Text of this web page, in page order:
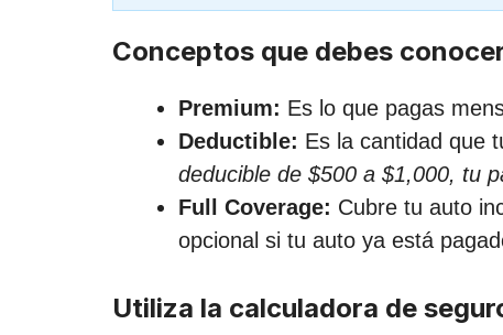
Conceptos que debes
Premium: Es lo que pagas
Deductible: Es la cantidad que
deducible de $500 a $1,000, tu
Full Coverage: Cubre tu auto
opcional si tu auto ya está
Utiliza la calculadora de